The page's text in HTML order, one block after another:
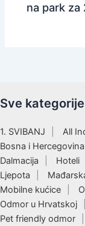
na park za
Sve kategorije
1. SVIBANJ All
Bosna i Hercegovina
Dalmacija
Hoteli
Ljepota
Mobilne kućice
Odmor u Hrvatskoj
Pet friendly odmor